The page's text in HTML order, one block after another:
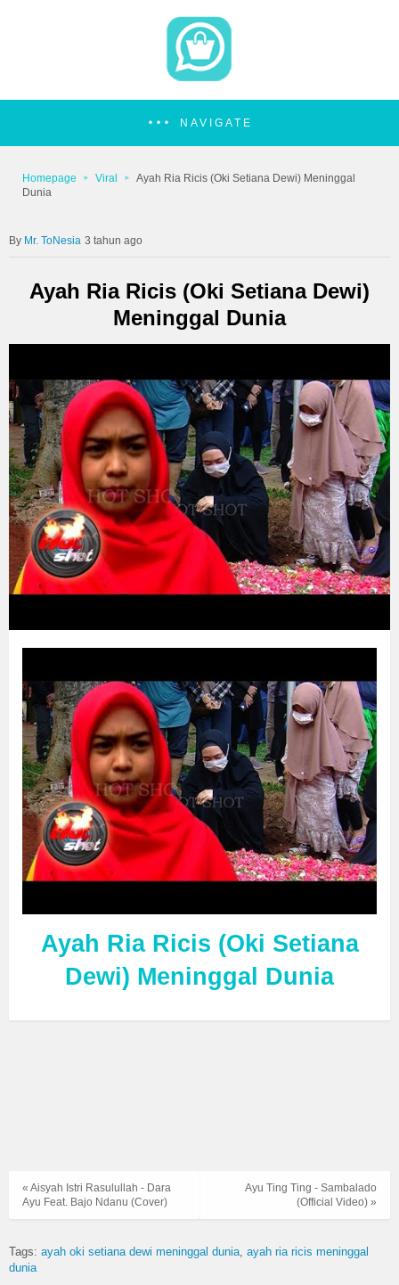
NAVIGATE
Homepage Viral
Ayah Ria Ricis (Oki Setiana Dewi) Meninggal
Dunia
Mr. ToNesia 3 tahun ago
Ayah Ria Ricis (Oki Setiana Dewi)
Meninggal Dunia
Ayah Ria Ricis (Oki Setiana
Dewi) Meninggal Dunia
Ayu Ting Ting - Sambalado
(Official Video) »
« Aisyah Istri Rasulullah - Dara
Ayu Feat. Bajo Ndanu (Cover)
Tags: ayah oki setiana dewi meninggal dunia ayah ria ricis meninggal
dunia